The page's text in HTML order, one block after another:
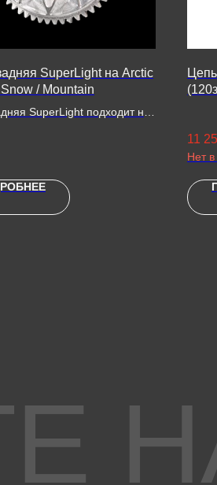
SuperLight на Arctic
/ Mountain
SuperLight подходит на
Snow Е-Х 800 PRO / 800/
Mountain E-XT 500 / 600
11
Нет